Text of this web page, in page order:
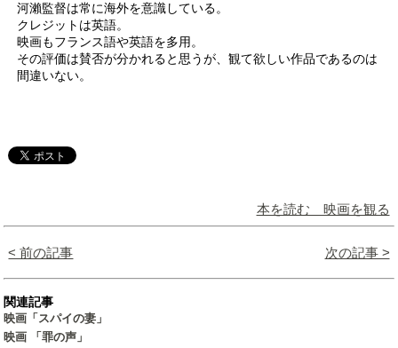
河瀨監督は常に海外を意識している。
クレジットは英語。
映画もフランス語や英語を多用。
その評価は賛否が分かれると思うが、観て欲しい作品であるのは
間違いない。
本を読む 映画を観る
< 前の記事 次の記事 >
関連記事
映画「スパイの妻」
映画 「罪の声」